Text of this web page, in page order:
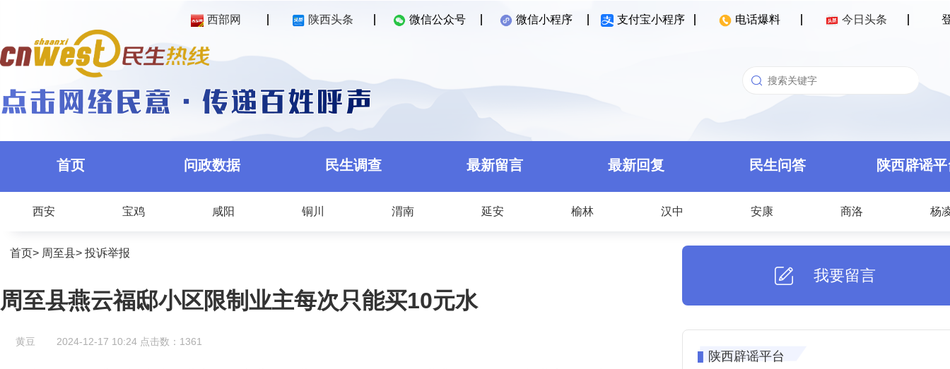
西部网 陕西头条 微信公众号 微信小程序 支付宝小程序 电话爆料 今日头条
首页 问政数据 民生调查 最新留言 最新回复 民生问答 陕西辟谣
西安 宝鸡 咸阳 铜川 渭南 延安 榆林 汉中 安康 商洛 杨
首页> 周至县> 投诉举报
周至县燕云福邸小区限制业主每次只能买10元水
黄豆 2024-12-17 10:24 点击数： 1361
我要留言
陕西辟谣平台